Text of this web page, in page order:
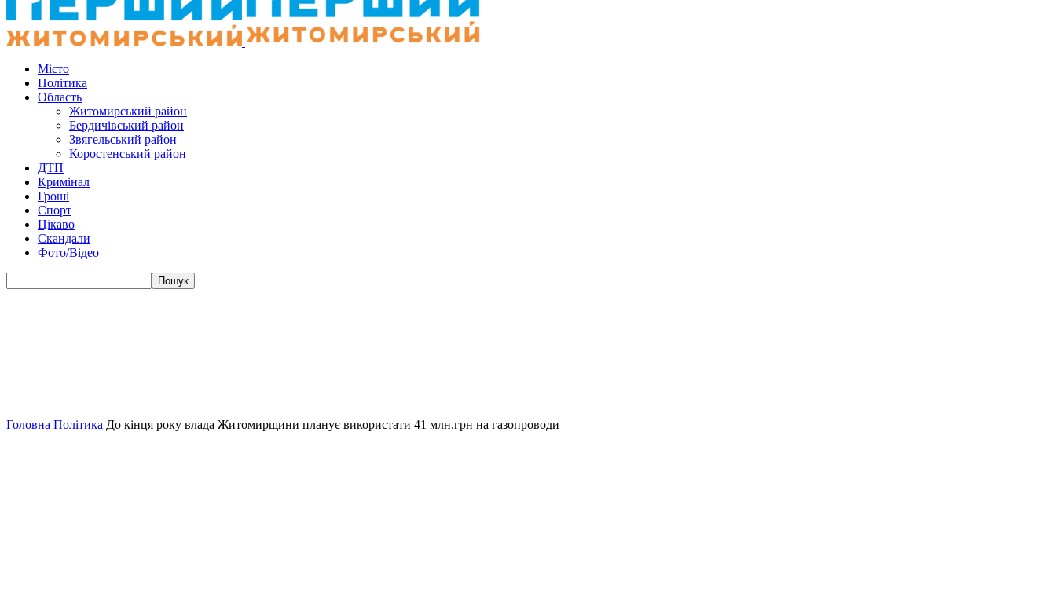
Місто
Політика
Область
Житомирський район
Бердичівський район
Звягельський район
Коростенський район
ДТП
Кримінал
Гроші
Спорт
Цікаво
Скандали
Фото/Відео
Головна Політика До кінця року влада Житомирщини планує використати 41 млн.грн на газопроводи